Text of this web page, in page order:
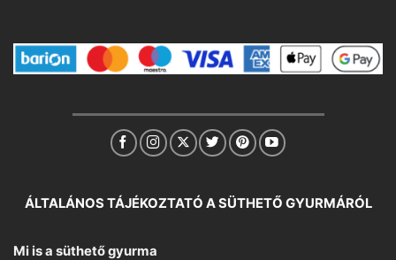
ÁLTALÁNOS TÁJÉKOZTATÓ A SÜTHETŐ GYURMÁRÓL
Mi is a süthető gyurma